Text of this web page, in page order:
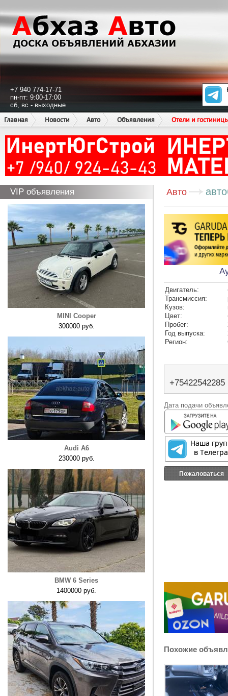
+7 940 774-17-71
пн-пт: 9:00-17:00
сб, вс - выходные
Главная
Новости Авто Объявления Отели и
VIP объявления
MINI Cooper
300000 руб.
Audi A6
230000 руб.
BMW 6 Series
1400000 руб.
Авто
Двигатель:
Трансмиссия:
Кузов:
Цвет:
Пробег:
Год выпуска:
Регион:
+75422542285
Дата подачи
Пожаловаться
Похожие